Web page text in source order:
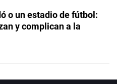
o un estadio de fútbol:
y complican a la